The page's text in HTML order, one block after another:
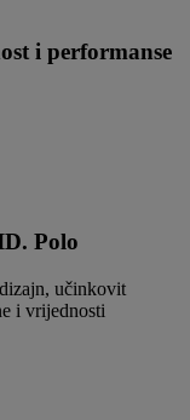
i performanse
Polo
učinkovit
i vrijednosti